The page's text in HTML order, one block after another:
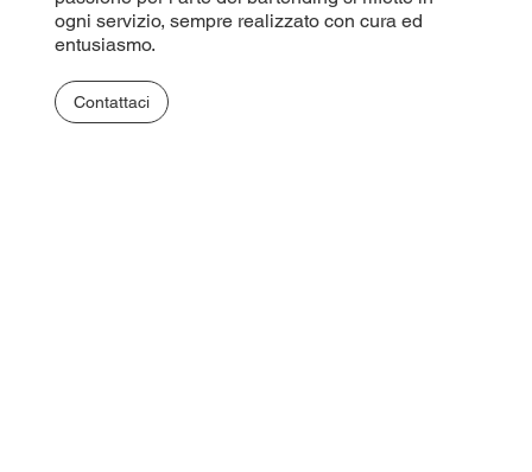
ogni servizio, sempre realizzato con cura ed
entusiasmo.
Contattaci